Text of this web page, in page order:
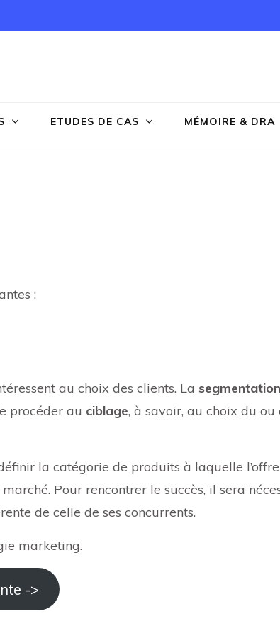
ETUDES DE CAS MÉMOIRE & DRA
:
au choix des clients. La segmentation
procéder au ciblage, à savoir, au choix du
la catégorie de produits à laquelle
Pour rencontrer le succès, il sera
de celle de ses concurrents.
marketing.
->